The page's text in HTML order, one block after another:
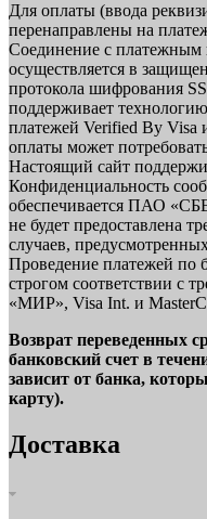
Для оплаты (ввода
перенаправлены на
Соединение с
осуществляется в
протокола шифрования
поддерживает
платежей Verified By Visa
оплаты может
Настоящий сайт
Конфиденциальность
обеспечивается ПАО
не будет предоставлена
случаев,
Проведение платежей по
строгом соответствии с
«МИР», Visa Int. и
Возврат переведенных
банковский счет в
зависит от банка,
карту).
Доставка